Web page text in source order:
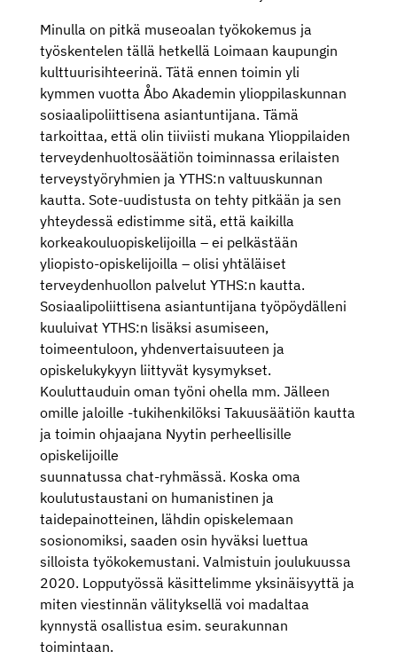
Minulla on pitkä museoalan työkokemus ja
työskentelen tällä hetkellä Loimaan kaupungin
kulttuurisihteerinä. Tätä ennen toimin yli
kymmen vuotta Åbo Akademin ylioppilaskunnan
sosiaalipoliittisena asiantuntijana. Tämä
tarkoittaa, että olin tiiviisti mukana Ylioppilaiden
terveydenhuoltosäätiön toiminnassa erilaisten
terveystyöryhmien ja YTHS:n valtuuskunnan
kautta. Sote-uudistusta on tehty pitkään ja sen
yhteydessä edistimme sitä, että kaikilla
korkeakouluopiskelijoilla – ei pelkästään
yliopisto-opiskelijoilla – olisi yhtäläiset
terveydenhuollon palvelut YTHS:n kautta.
Sosiaalipoliittisena asiantuntijana työpöydälleni
kuuluivat YTHS:n lisäksi asumiseen,
toimeentuloon, yhdenvertaisuuteen ja
opiskelukykyyn liittyvät kysymykset.
Kouluttauduin oman työni ohella mm. Jälleen
omille jaloille -tukihenkilöksi Takuusäätiön kautta
ja toimin ohjaajana Nyytin perheellisille
opiskelijoille
suunnatussa chat-ryhmässä. Koska oma
koulutustaustani on humanistinen ja
taidepainotteinen, lähdin opiskelemaan
sosionomiksi, saaden osin hyväksi luettua
silloista työkokemustani. Valmistuin joulukuussa
2020. Lopputyössä käsittelimme yksinäisyyttä ja
miten viestinnän välityksellä voi madaltaa
kynnystä osallistua esim. seurakunnan
toimintaan.